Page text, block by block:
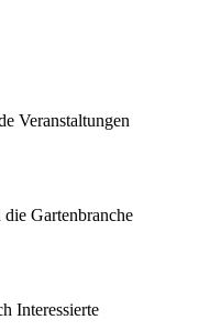
Veranstaltungen
Gartenbranche
Interessierte